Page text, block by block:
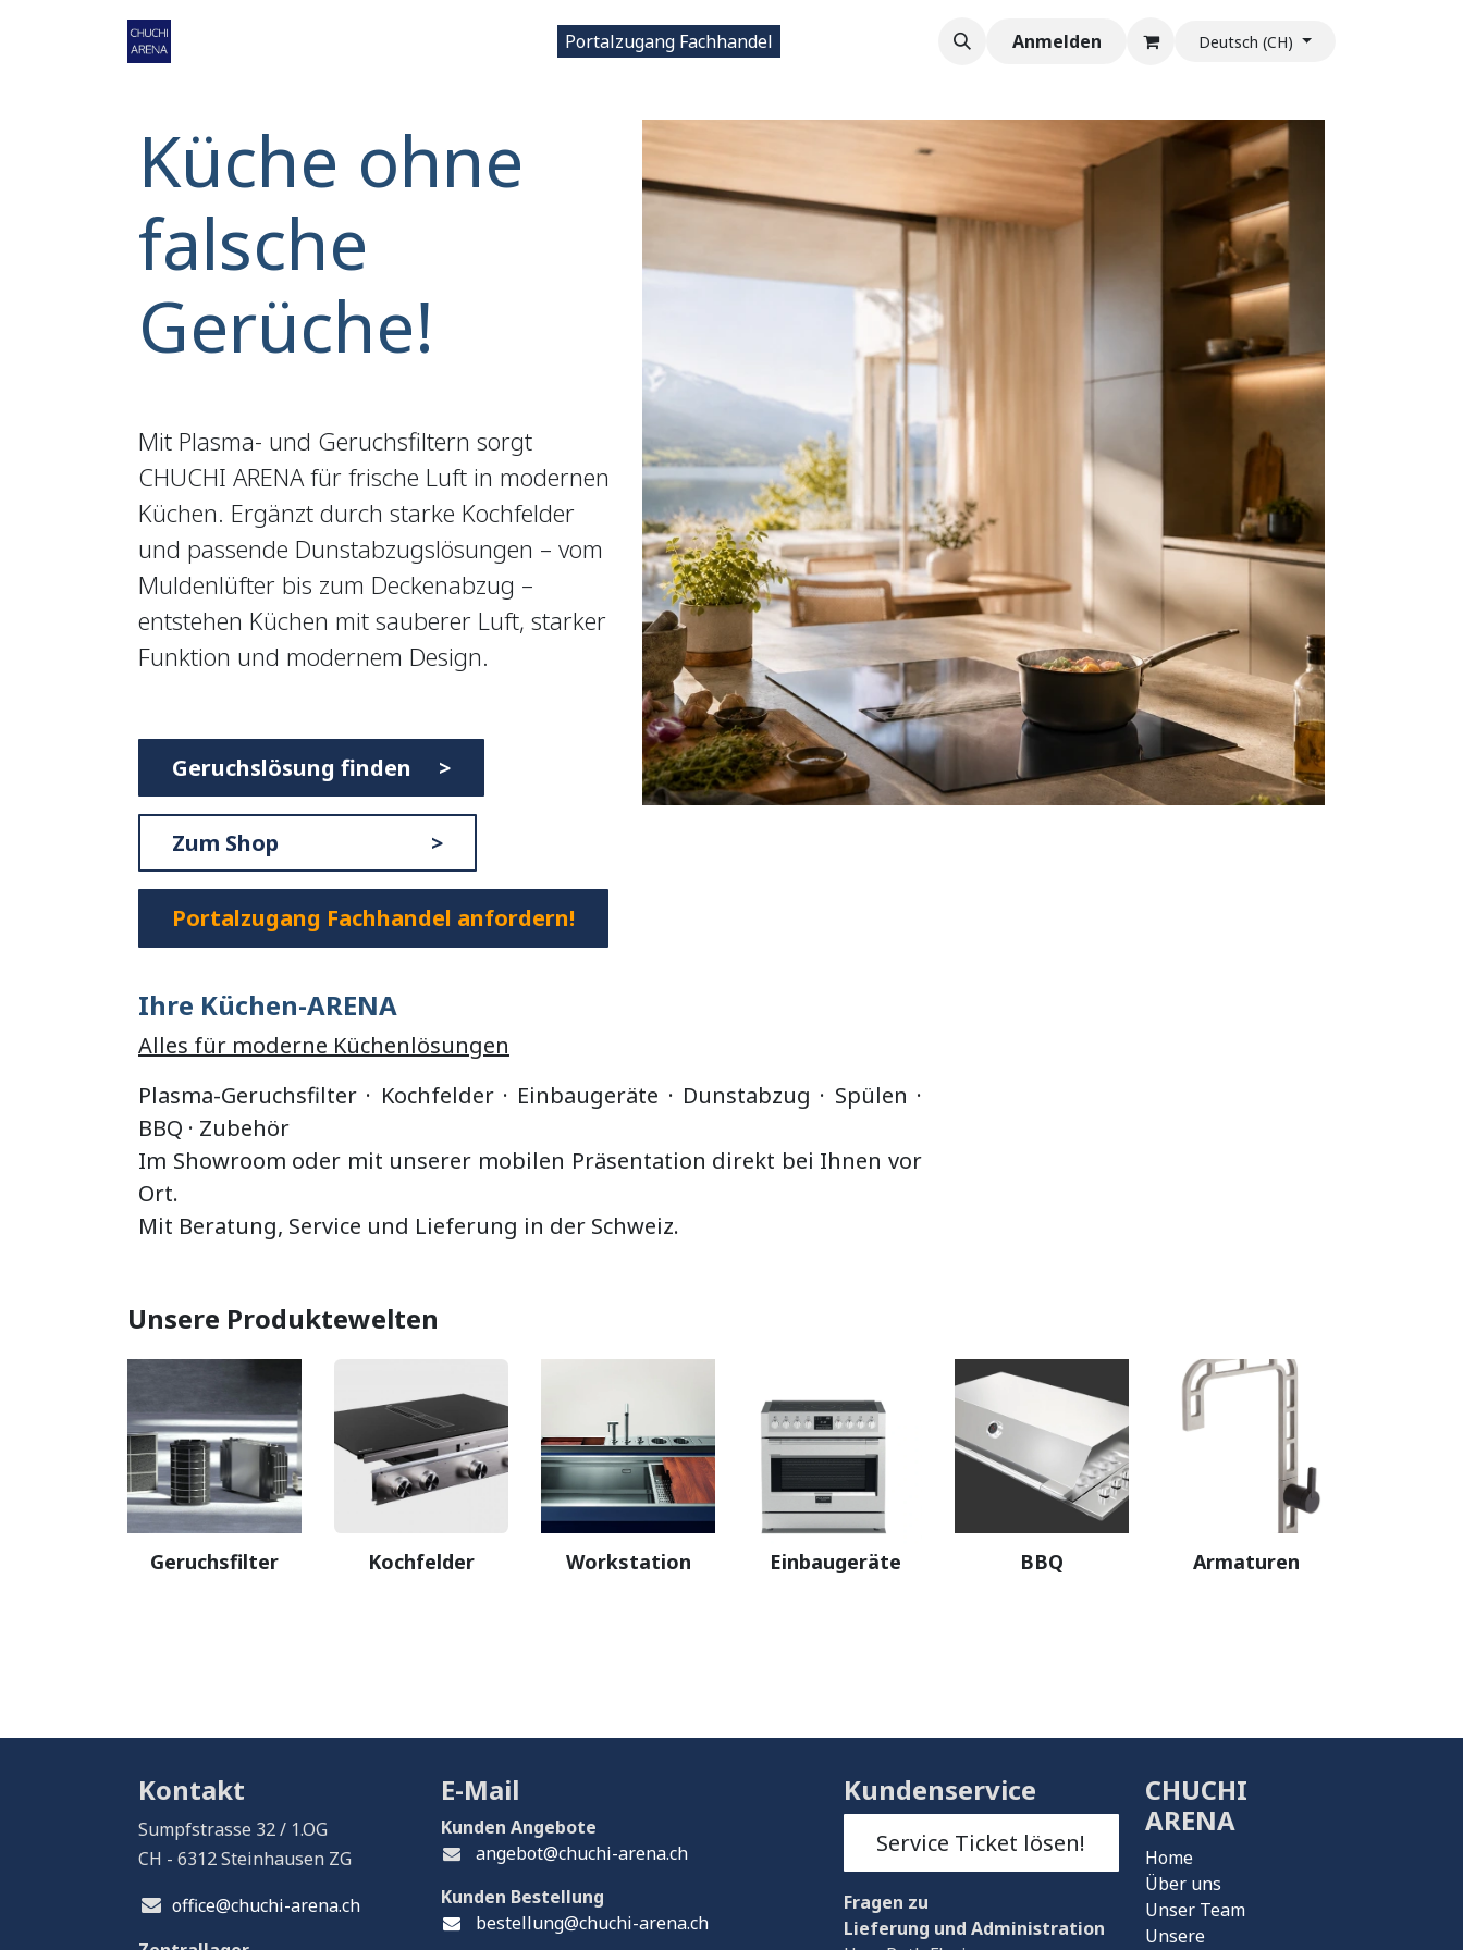
Zum Inhalt springen
Portalzugang Fachhandel Anmelden Deutsch (CH)
Küche ohne
falsche
Gerüche!
Mit Plasma- und Geruchsfiltern sorgt
CHUCHI ARENA für frische Luft in modernen
Küchen. Ergänzt durch starke Kochfelder
und passende Dunstabzugslösungen – vom
Muldenlüfter bis zum Deckenabzug –
entstehen Küchen mit sauberer Luft, starker
Funktion und modernem Design.
Geruchslösung finden >
Zum Shop >
Portalzugang Fachhandel anfordern!
Ihre Küchen-ARENA
Alles für moderne Küchenlösungen
Plasma-Geruchsfilter · Kochfelder · Einbaugeräte · Dunstabzug · Spülen ·
BBQ · Zubehör
Im Showroom oder mit unserer mobilen Präsentation direkt bei Ihnen vor
Ort.
Mit Beratung, Service und Lieferung in der Schweiz.
Unsere Produktewelten
Geruchsfilter Kochfelder Workstation Einbaugeräte BBQ Armaturen
CHUCHI
ARENA
Home
Über uns
Unser Team
Unsere
Kontakt
Sumpfstrasse 32 / 1.OG
CH - 6312 Steinhausen ZG
office@chuchi-arena.ch
Kundenservice
Service Ticket lösen!
Fragen zu
Lieferung und Administration
E-Mail
Kunden Angebote
angebot@chuchi-arena.ch
Kunden Bestellung
bestellung@chuchi-arena.ch